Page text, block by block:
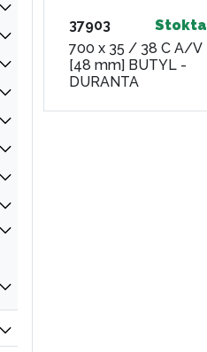
37903
Stokta
700 x 35 / 38 C A/V
[48 mm] BUTYL -
DURANTA